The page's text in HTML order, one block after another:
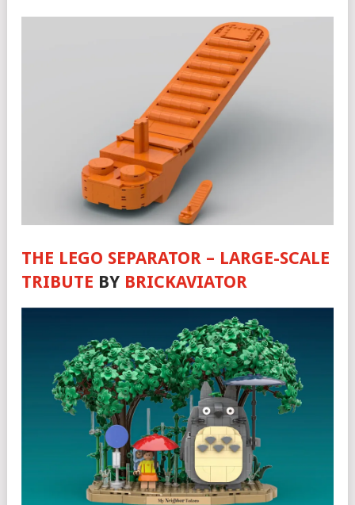
THE LEGO SEPARATOR – LARGE-SCALE
TRIBUTE BY BRICKAVIATOR